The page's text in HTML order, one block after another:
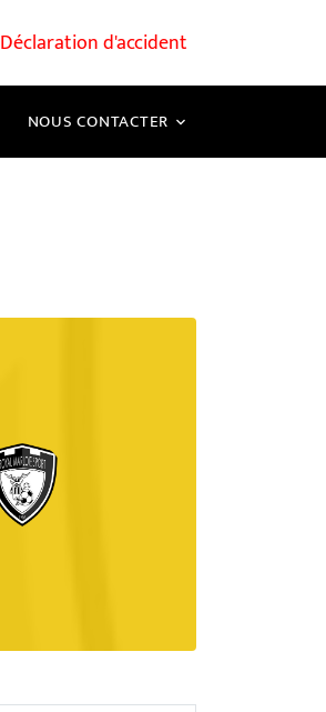
Déclaration d'accident
NOUS CONTACTER